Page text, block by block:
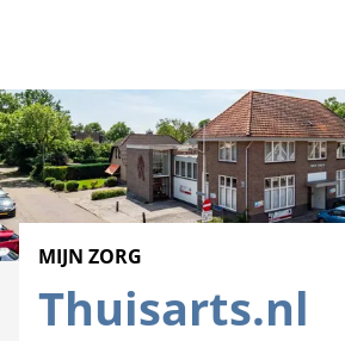
MIJN ZORG
Thuisarts.nl